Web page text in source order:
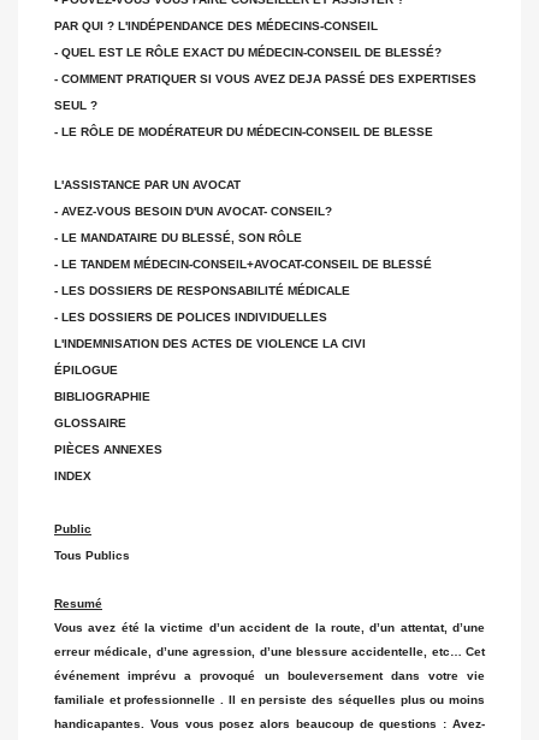
PAR QUI ? L'INDÉPENDANCE DES MÉDECINS-CONSEIL
- QUEL EST LE RÔLE EXACT DU MÉDECIN-CONSEIL DE BLESSÉ?
- COMMENT PRATIQUER SI VOUS AVEZ DEJA PASSÉ DES EXPERTISES
SEUL ?
- LE RÔLE DE MODÉRATEUR DU MÉDECIN-CONSEIL DE BLESSE
L'ASSISTANCE PAR UN AVOCAT
- AVEZ-VOUS BESOIN D'UN AVOCAT- CONSEIL?
- LE MANDATAIRE DU BLESSÉ, SON RÔLE
- LE TANDEM MÉDECIN-CONSEIL+AVOCAT-CONSEIL DE BLESSÉ
- LES DOSSIERS DE RESPONSABILITÉ MÉDICALE
- LES DOSSIERS DE POLICES INDIVIDUELLES
L'INDEMNISATION DES ACTES DE VIOLENCE LA CIVI
ÉPILOGUE
BIBLIOGRAPHIE
GLOSSAIRE
PIÈCES ANNEXES
INDEX
Public
Tous Publics
Resumé
Vous avez été la victime d’un accident de la route, d’un attentat, d’une
erreur médicale, d’une agression, d’une blessure accidentelle, etc… Cet
événement imprévu a provoqué un bouleversement dans votre vie
familiale et professionnelle . Il en persiste des séquelles plus ou moins
handicapantes. Vous vous posez alors beaucoup de questions : Avez-